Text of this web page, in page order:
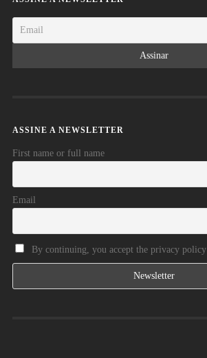
ASSINE A NEWSLETTER
First name or full name
Email
By continuing, you accept the privacy policy